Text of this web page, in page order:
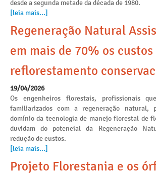
desde a segunda metade da década de 1980.
[leia mais...]
Regeneração Natural
em mais de 70% os custos
reflorestamento
19/04/2026
Os engenheiros florestais, profissionais
familiarizados com a regeneração natural,
domínio da tecnologia de manejo florestal de
duvidam do potencial da Regeneração
redução de custos.
[leia mais...]
Projeto Florestania e os